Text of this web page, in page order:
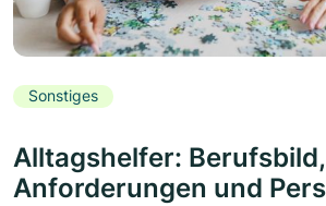
Sonstiges
Alltagshelfer:
Anforderungen und